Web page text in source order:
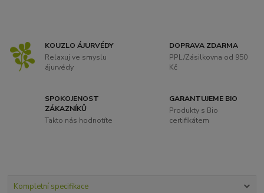
KOUZLO ÁJURVÉDY
Relaxuj ve smyslu
ájurvédy
DOPRAVA ZDARMA
PPL/Zásilkovna od 950
Kč
SPOKOJENOST
ZÁKAZNÍKŮ
Takto nás hodnotíte
GARANTUJEME BIO
Produkty s Bio
certifikátem
Kompletní specifikace